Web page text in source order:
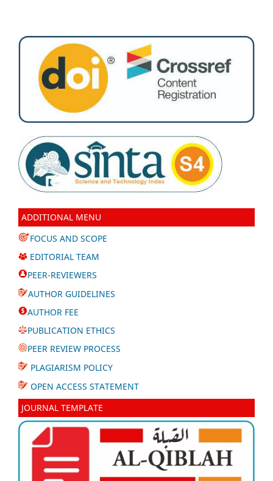
ADDITIONAL MENU
FOCUS AND SCOPE
EDITORIAL TEAM
PEER-REVIEWERS
AUTHOR GUIDELINES
AUTHOR FEE
PUBLICATION ETHICS
PEER REVIEW PROCESS
PLAGIARISM POLICY
OPEN ACCESS STATEMENT
JOURNAL TEMPLATE